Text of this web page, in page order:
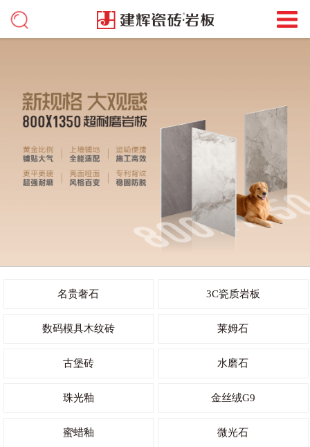
名贵奢石 3C瓷质岩板
数码模具木纹砖 莱姆石
古堡砖 水磨石
珠光釉 金丝绒G9
蜜蜡釉 微光石